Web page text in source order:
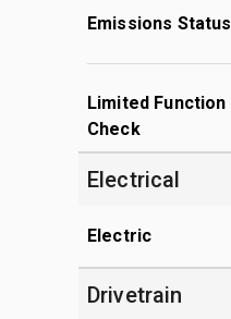
Emissions Status
Limited Function
Check
Electrical
Electric
Drivetrain